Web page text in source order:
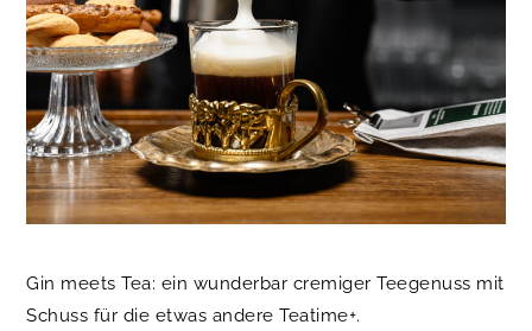
Gin meets Tea: ein wunderbar cremiger Teegenuss mit
Schuss für die etwas andere Teatime+.